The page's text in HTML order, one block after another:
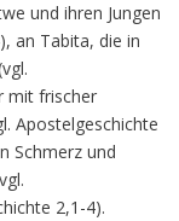
und ihren Jungen
an Tabita, die in
mit frischer
Apostelgeschichte
Schmerz und
2,1-4).